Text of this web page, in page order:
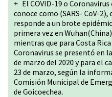
+ El COVID-19 o
conoce como (SARS- CoV-
responde a un brote
primera vez en
mientras que para Costa
Coronavirus se presentó en
de marzo del 2020 y para el
23 de marzo, según la
Comisión Municipal de
de Goicoechea.